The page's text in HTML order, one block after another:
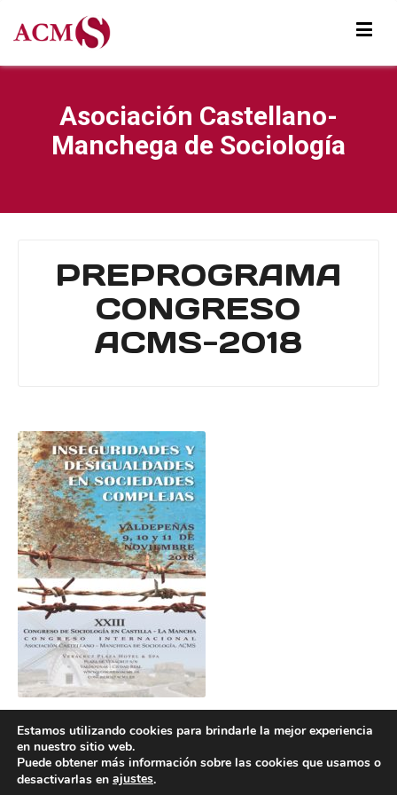
Asociación Castellano-
Manchega de Sociología
PREPROGRAMA
CONGRESO
ACMS-2018
POLÍTICA DE COOKIES POLÍTICA DE PRIVACIDAD
Estamos utilizando cookies para brindarle la mejor experiencia
en nuestro sitio web.
Puede obtener más información sobre las cookies que usamos o
desactivarlas en ajustes.